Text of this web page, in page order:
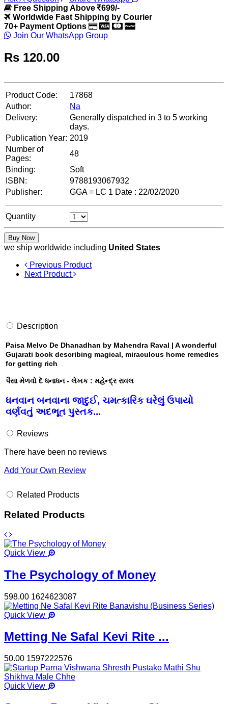
Free Shipping Above
699/-
Worldwide Fast Shipping by Courier
70+ Payment Options
Join Our WhatsApp Group
Rs 120.00
Product Code:
17868
Author:
Na
Delivery:
Generally dispatched in 3 to 5 working
days.
Publication Year: 2019
Number of
Pages:
48
Binding:
Soft
ISBN:
9788193067932
Publisher:
GGA = LC 1 Date : 22/02/2020
Quantity
Buy Now
we ship worldwide including United States
Previous Product
Next Product
Description
Paisa Melvo De Dhanadhan by Mahendra Raval | A wonderful
Gujarati book describing magical, miraculous home remedies
for getting rich
પૈસા મેળવો દે ધનાધન - લેખક : મહેન્દ્ર રાવલ
ધનવાન બનવાના જાદુઈ, ચમત્કારિક ઘરેલું ઉપાયો
વર્ણવતું અદભૂત પુસ્તક...
Reviews
There have been no reviews
Add Your Own Review
Related Products
Related Products
Quick View
The Psychology of Money
598.00 1624623087
Quick View
Metting Ne Safal Kevi Rite ...
50.00 1597222576
Quick View